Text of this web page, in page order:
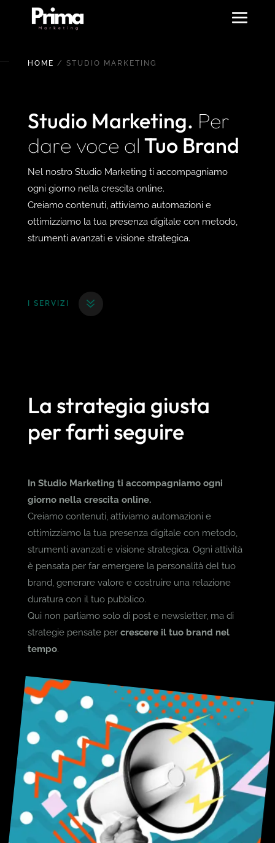
HOME / STUDIO MARKETING
Studio Marketing. Per
dare voce al Tuo Brand
Nel nostro Studio Marketing ti accompagniamo
ogni giorno nella crescita online.
Creiamo contenuti, attiviamo automazioni e
ottimizziamo la tua presenza digitale con metodo,
strumenti avanzati e visione strategica.
I SERVIZI
La strategia giusta
per farti seguire
In Studio Marketing ti accompagniamo ogni
giorno nella crescita online.
Creiamo contenuti, attiviamo automazioni e
ottimizziamo la tua presenza digitale con metodo,
strumenti avanzati e visione strategica. Ogni attività
è pensata per far emergere la personalità del tuo
brand, generare valore e costruire una relazione
duratura con il tuo pubblico.
Qui non parliamo solo di post e newsletter, ma di
strategie pensate per crescere il tuo brand nel
tempo.